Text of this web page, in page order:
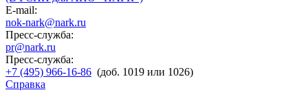
E-mail:
nok-nark@nark.ru
Пресс-служба:
pr@nark.ru
Пресс-служба:
+7 (495) 966-16-86 (доб. 1019 или 1026)
Справка